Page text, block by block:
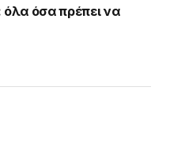
όλα όσα πρέπει να